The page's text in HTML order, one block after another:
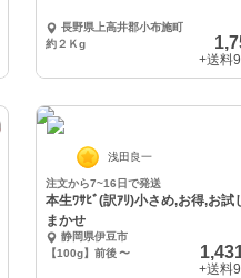
長野県上高井郡小布施町
約２Ｋg
+送料
浅田良一
注文から7~16日で発送
本生ﾜｻﾋﾞ(訳ｱﾘ)小さめ,お得,お試
まかせ
静岡県伊豆市
【100g】前後 〜
+送料